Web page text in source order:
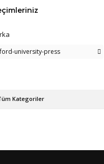
university-press
Kategoriler